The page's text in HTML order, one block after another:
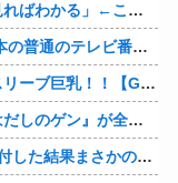
ｗｗｗｗｗｗｗｗｗｗｗｗｗ
数十年先を行っていたと話題に
！！【GIF動画あり】
催！！このチャンスを見逃すな！！
かの事態に・・・・・・